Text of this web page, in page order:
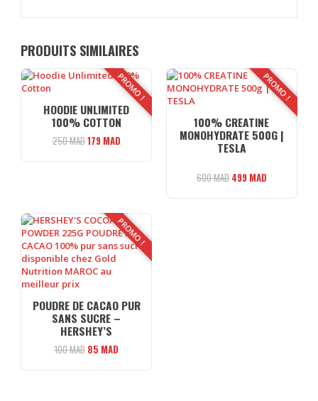
PRODUITS SIMILAIRES
PROMO !
HOODIE UNLIMITED
100% COTTON
250MADLe
179 MADLe
PROMO !
100% CREATINE
MONOHYDRATE 500G |
TESLA
600MAD Le
499 MADLe
PROMO !
POUDRE DE CACAO PUR
SANS SUCRE –
HERSHEY’S
100MAD Le
85 MADLe